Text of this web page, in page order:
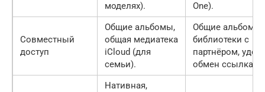
моделях).
One).
Совместный
доступ
Общие альбомы,
общая медиатека
iCloud (для
семьи).
Общие альбомы,
библиотеки с
партнёром,
обмен
Нативная,